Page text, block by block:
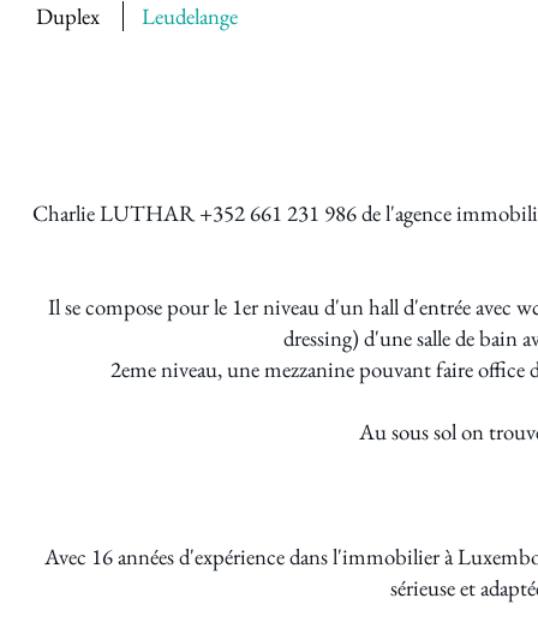
Duplex Leudelange
Charlie LUTHAR +352 661 231 986 de l'agence
Il se compose pour le 1er niveau d'un hall d'entrée avec
dressing) d'une salle de bain
2eme niveau, une mezzanine pouvant faire office
Au sous sol on
Avec 16 années d'expérience dans l'immobilier à
sérieuse et